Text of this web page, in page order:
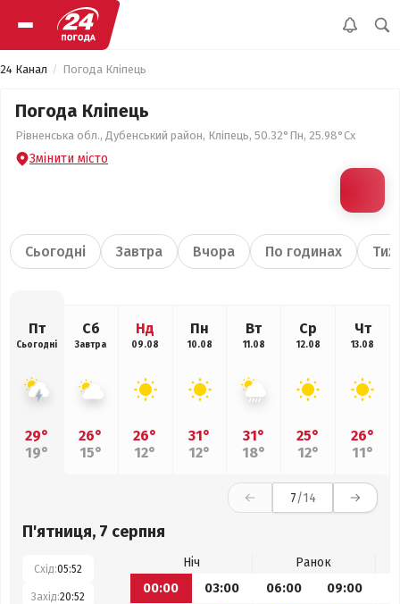
24 Канал Погода Кліпець
Погода Кліпець
Рівненська обл., Дубенський район, Кліпець, 50.32°Пн, 25.98°Сх
Змінити місто
Сьогодні Завтра Вчора По годинах
Пт
Сьогодні
29°
19°
Сб
Завтра
26°
15°
Нд
09.08
26°
12°
Пн
10.08
31°
12°
Вт
11.08
31°
18°
Ср
12.08
25°
12°
Чт
13.08
26°
11°
7/14
П'ятниця, 7 серпня
Схід:05:52
Захід:20:52
Ніч
Ранок
00:00
03:00 06:00 09:00